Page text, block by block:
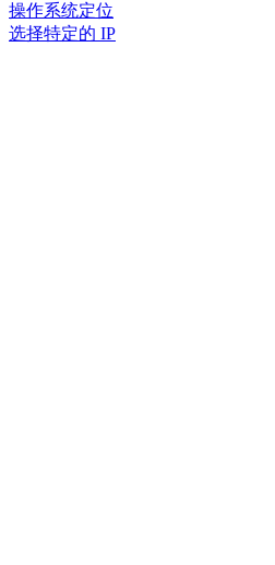
操作系统定位
选择特定的 IP